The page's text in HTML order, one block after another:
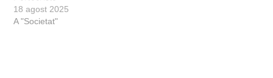
18 agost 2025
A "Societat"